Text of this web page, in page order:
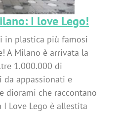
I love Lego!
in plastica più famosi
A Milano è arrivata la
1.000.000 di
da appassionati e
diorami che raccontano
Love Lego è allestita